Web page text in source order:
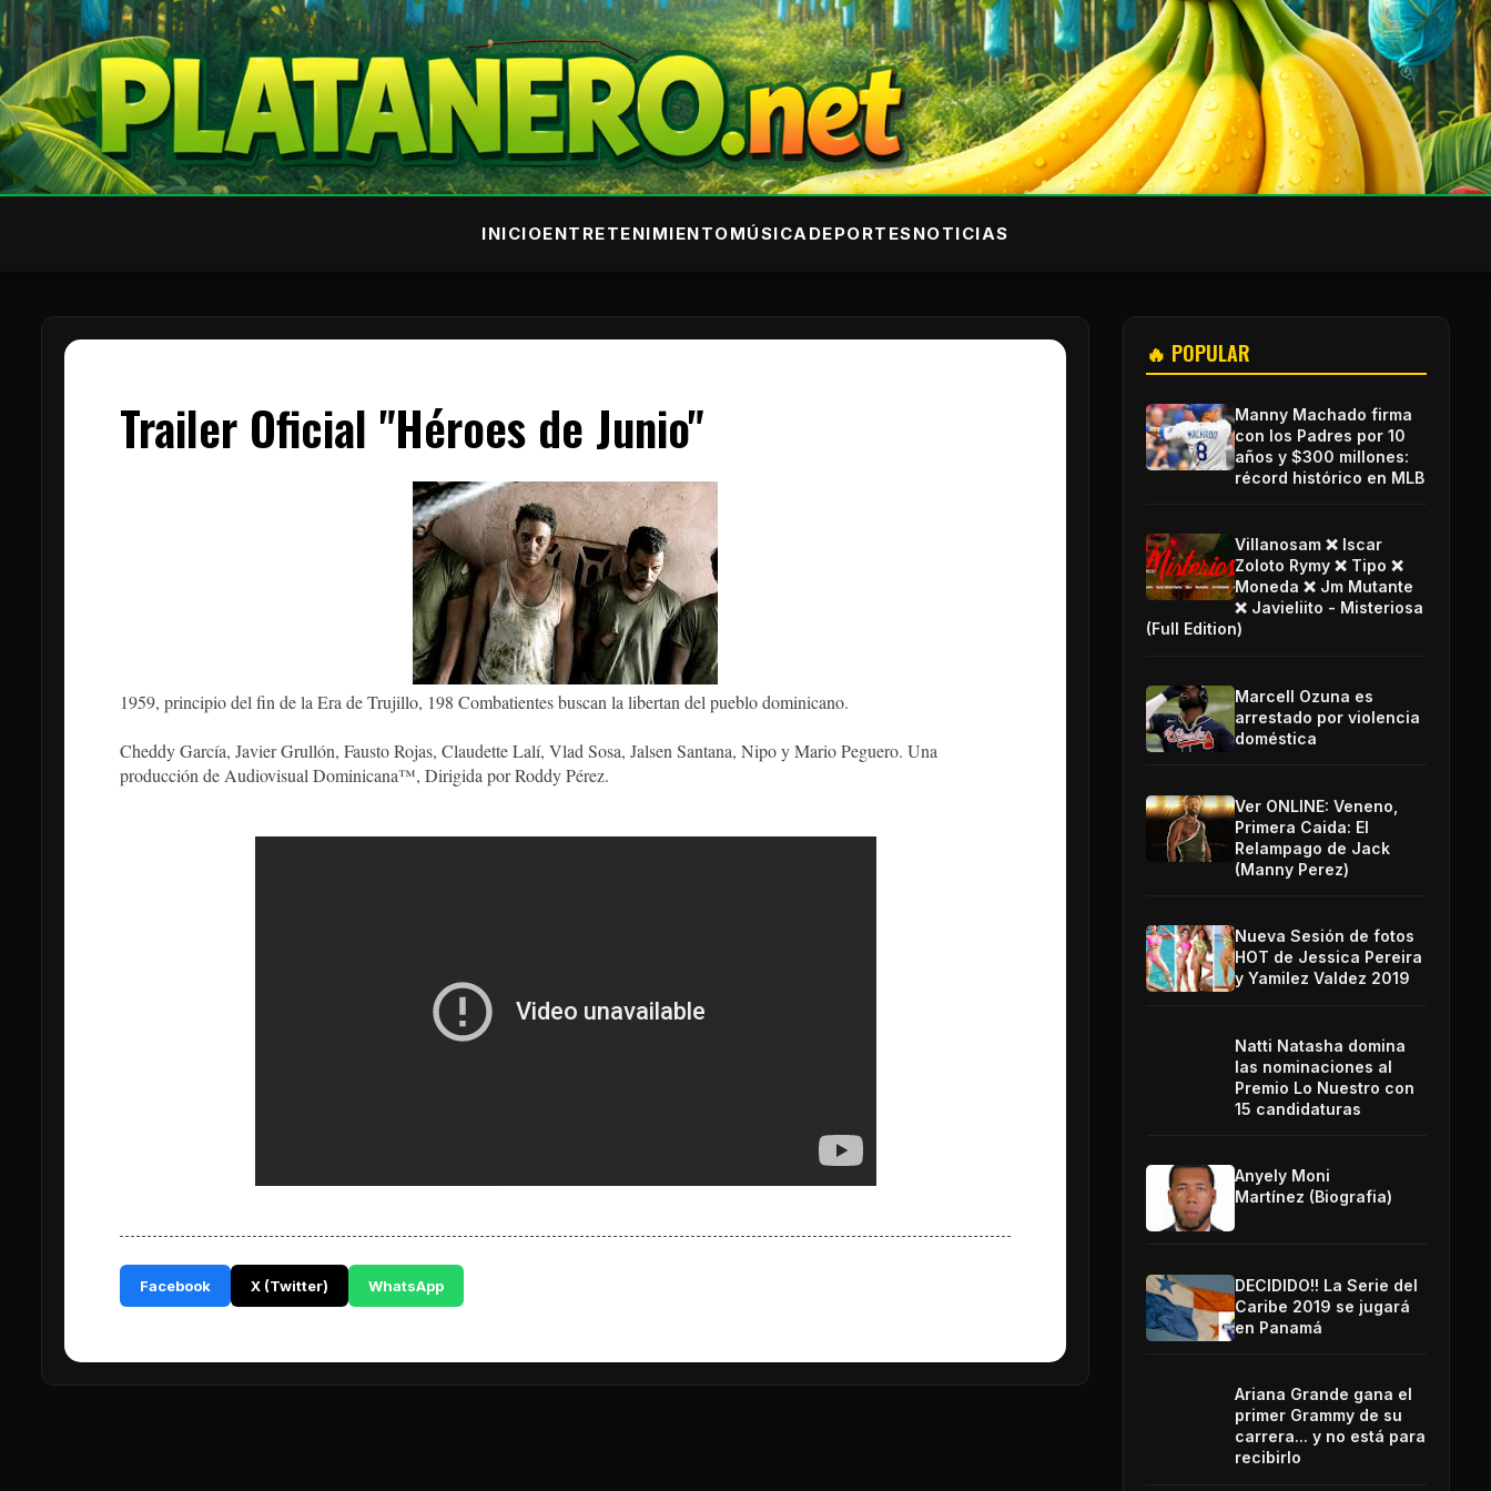
INICIOENTRETENIMIENTOMÚSICA DEPORTESNOTICIAS
Trailer Oficial "Héroes de Junio"
1959, principio del fin de la Era de Trujillo, 198 Combatientes buscan la libertan del pueblo dominicano.
Cheddy García, Javier Grullón, Fausto Rojas, Claudette Lalí, Vlad Sosa, Jalsen Santana, Nipo y Mario Peguero. Una
producción de Audiovisual Dominicana™, Dirigida por Roddy Pérez.
Facebook X (Twitter) WhatsApp
🔥 POPULAR
Manny Machado firma
con los Padres por 10
años y $300 millones:
récord histórico en MLB
Villanosam ❌ Iscar
Zoloto Rymy ❌ Tipo ❌
Moneda ❌ Jm Mutante
❌ Javieliito - Misteriosa
(Full Edition)
Marcell Ozuna es
arrestado por violencia
doméstica
Ver ONLINE: Veneno,
Primera Caida: El
Relampago de Jack
(Manny Perez)
Nueva Sesión de fotos
HOT de Jessica Pereira
y Yamilez Valdez 2019
Natti Natasha domina
las nominaciones al
Premio Lo Nuestro con
15 candidaturas
Anyely Moni
Martínez (Biografia)
DECIDIDO!! La Serie del
Caribe 2019 se jugará
en Panamá
Ariana Grande gana el
primer Grammy de su
carrera... y no está para
recibirlo